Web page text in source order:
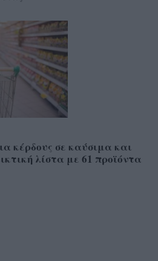
κέρδους σε καύσιμα και
λίστα με 61 προϊόντα